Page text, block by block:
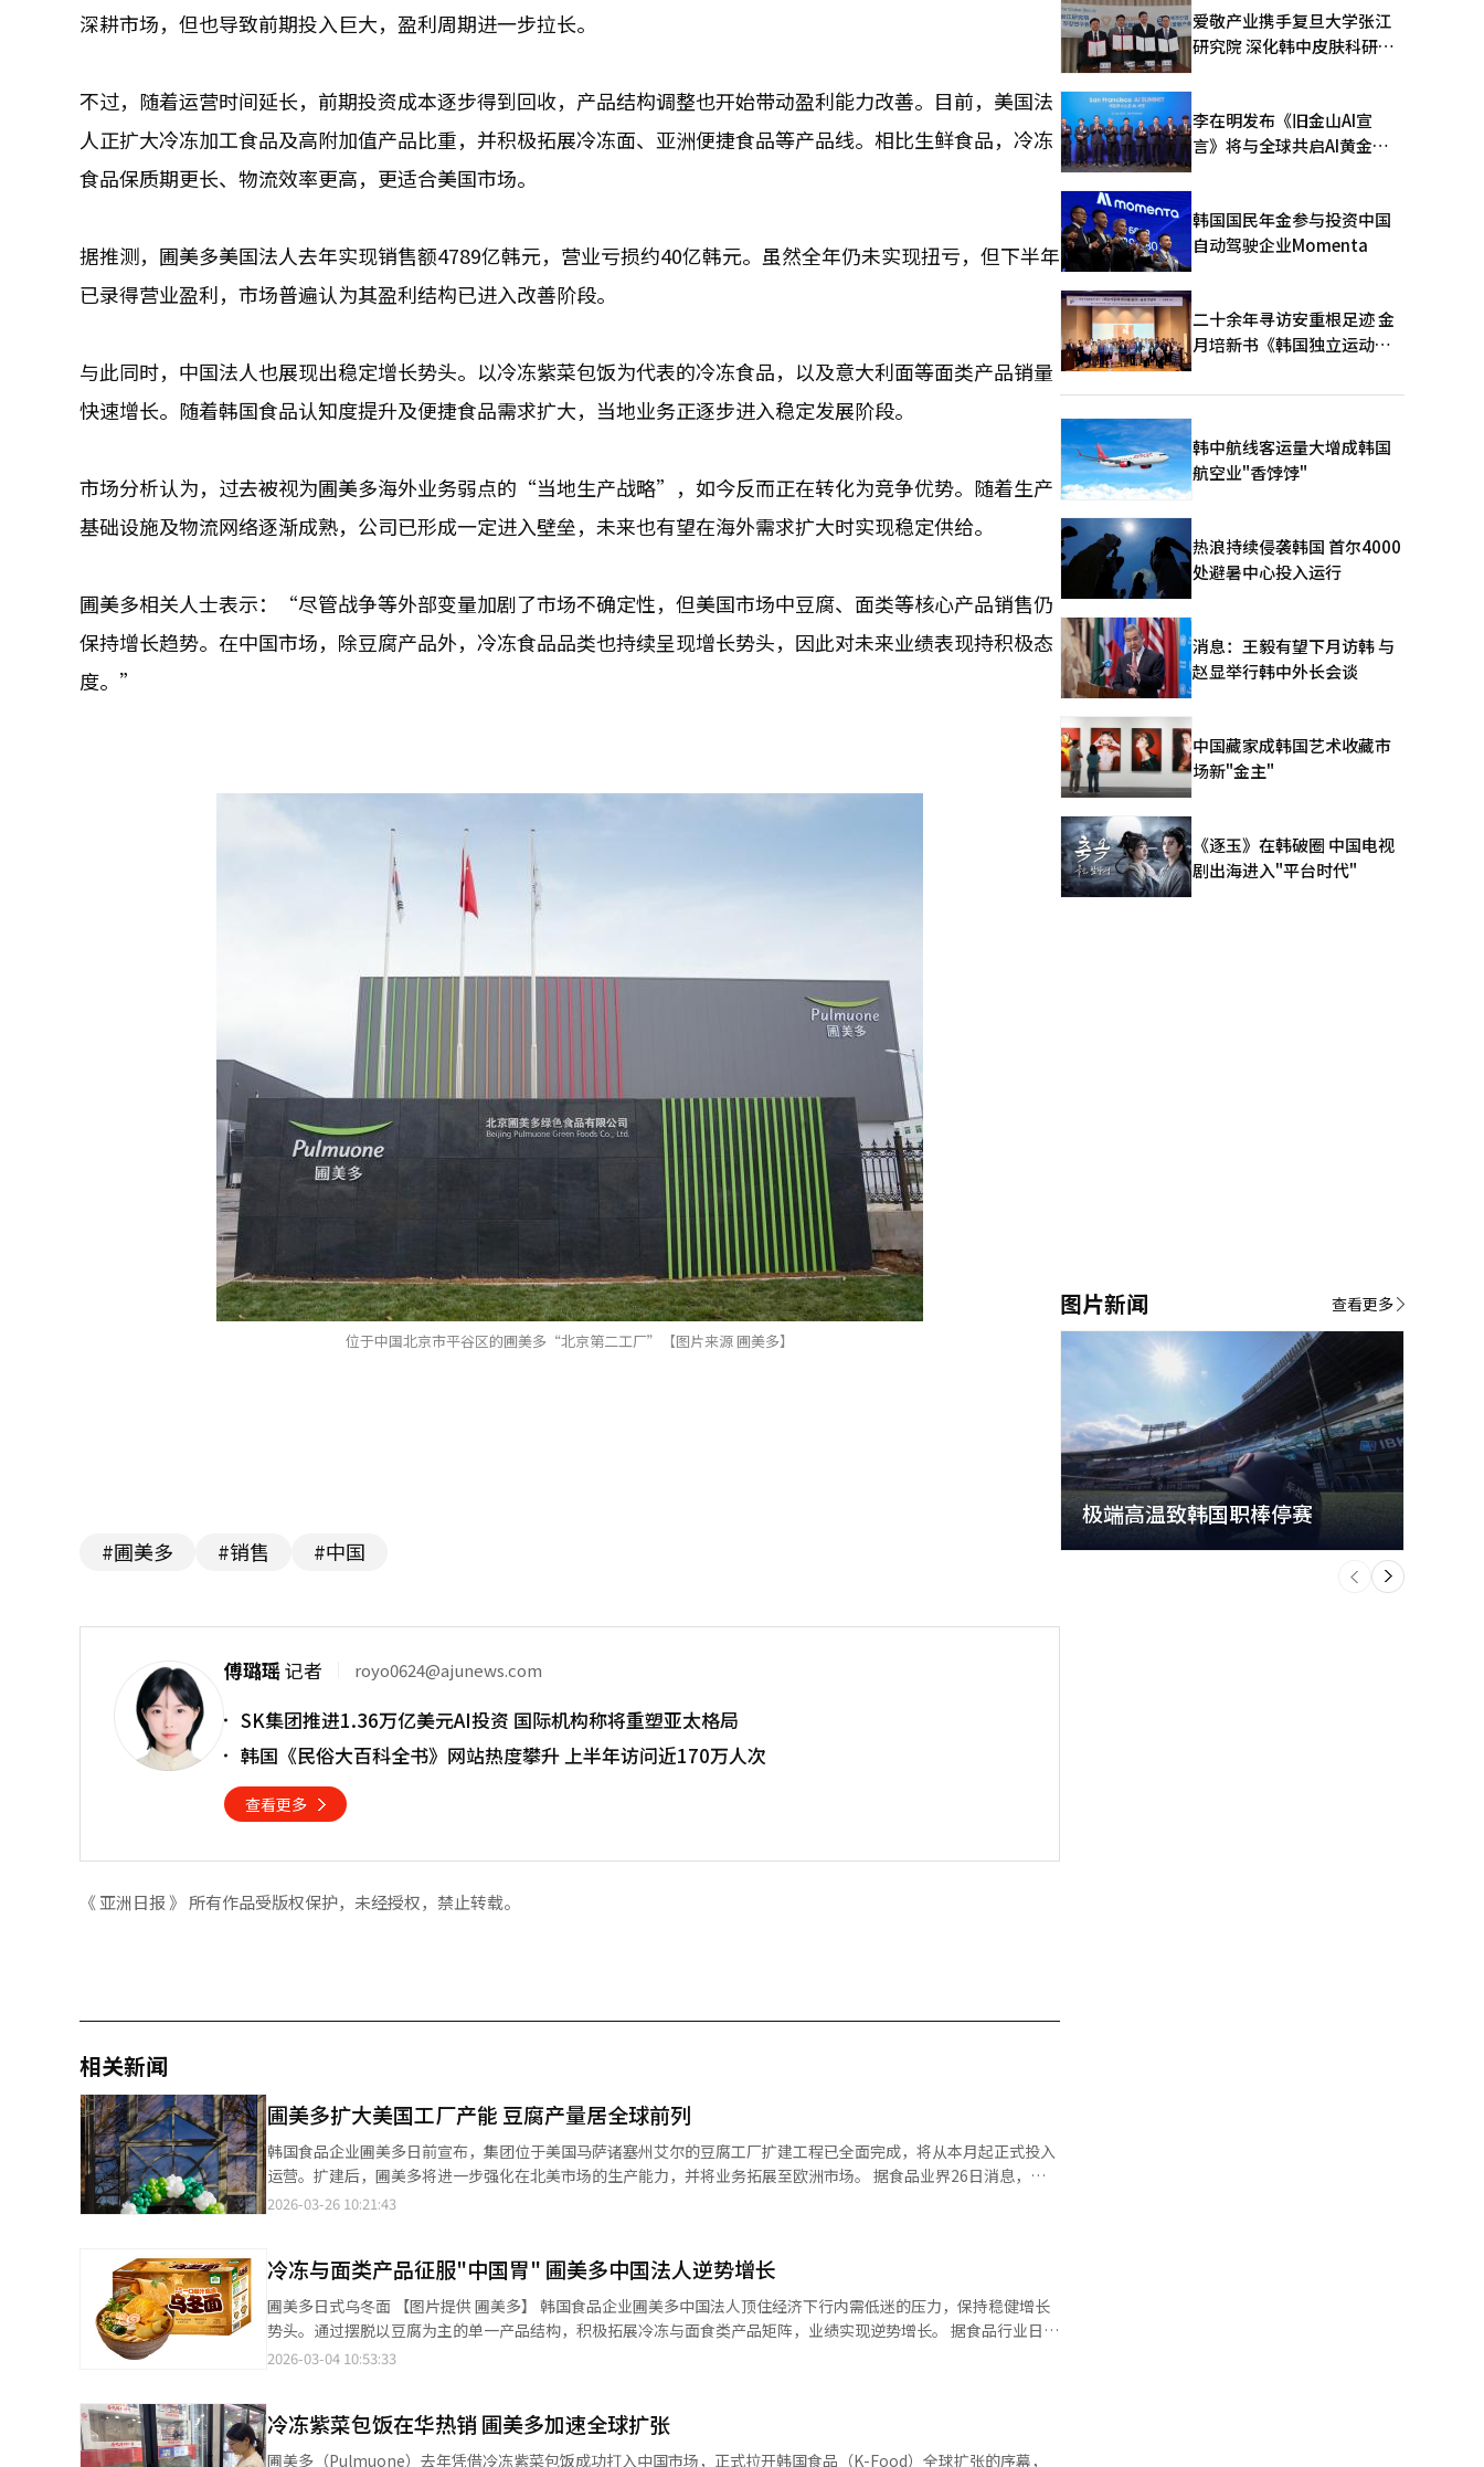
深耕市场，但也导致前期投入巨大，盈利周期进一步拉长。
不过，随着运营时间延长，前期投资成本逐步得到回收，产品结构调整也开始带动盈利能力改善。目前，美国法
人正扩大冷冻加工食品及高附加值产品比重，并积极拓展冷冻面、亚洲便捷食品等产品线。相比生鲜食品，冷冻
食品保质期更长、物流效率更高，更适合美国市场。
据推测，圃美多美国法人去年实现销售额4789亿韩元，营业亏损约40亿韩元。虽然全年仍未实现扭亏，但下半年
已录得营业盈利，市场普遍认为其盈利结构已进入改善阶段。
与此同时，中国法人也展现出稳定增长势头。以冷冻紫菜包饭为代表的冷冻食品，以及意大利面等面类产品销量
快速增长。随着韩国食品认知度提升及便捷食品需求扩大，当地业务正逐步进入稳定发展阶段。
市场分析认为，过去被视为圃美多海外业务弱点的“当地生产战略”，如今反而正在转化为竞争优势。随着生产
基础设施及物流网络逐渐成熟，公司已形成一定进入壁垒，未来也有望在海外需求扩大时实现稳定供给。
圃美多相关人士表示：“尽管战争等外部变量加剧了市场不确定性，但美国市场中豆腐、面类等核心产品销售仍
保持增长趋势。在中国市场，除豆腐产品外，冷冻食品品类也持续呈现增长势头，因此对未来业绩表现持积极态
度。”
位于中国北京市平谷区的圃美多“北京第二工厂”【图片来源 圃美多】
#圃美多 #销售 #中国
傅璐瑶记者 royo0624@ajunews.com
SK集团推进1.36万亿美元AI投资 国际机构称将重塑亚太格局
韩国《民俗大百科全书》网站热度攀升 上半年访问近170万人次
查看更多
《 亚洲日报 》 所有作品受版权保护，未经授权，禁止转载。
相关新闻
圃美多扩大美国工厂产能 豆腐产量居全球前列
韩国食品企业圃美多日前宣布，集团位于美国马萨诸塞州艾尔的豆腐工厂扩建工程已全面完成，将从本月起正式投入
运营。扩建后，圃美多将进一步强化在北美市场的生产能力，并将业务拓展至欧洲市场。 据食品业界26日消息，圃
美多美国法人本月11日（当地时间）已完成位于美国东部艾尔的豆腐工厂生产线扩建。此次项目总投资5500万美
产基地。 圃美多表示，新增产能的一部分将用于出口欧洲。集团已于去年12月在荷兰设立欧洲法人，加快进军当地
市场的步伐。 美国植物性食品市场需求持续增长为业务扩张提供支撑，随着健康与可持续消费理念普及，豆腐等植物
蛋白食品需求快速上升。美国政府近期在居民膳食指南中提及豆腐和辛奇，也进一步提升美国消费者对产品的关注
度。 数据显示，2022年至2025年，圃美多豆腐业务销售规模增长4800万美元，增幅达38%，在美国市场份额为
67%。市场前景也被普遍看好，市场研究机构Mordor Intelligence预测，美国豆腐市场规模有望从去年的4.673亿美
民币10.2亿元），创历史新高，同比增长12.2%。高蛋白质含量豆腐成为业绩增长的主要动力，相关产品销售额从
2021年的156亿韩元增至去年的415亿韩元。 圃美多于2016年收购美国豆腐品牌Nasoya，持续深耕北美市场，目前
2026-03-26 10:21:43
冷冻与面类产品征服"中国胃" 圃美多中国法人逆势增长
圃美多日式乌冬面 【图片提供 圃美多】 韩国食品企业圃美多中国法人顶住经济下行内需低迷的压力，保持稳健增长
势头。通过摆脱以豆腐为主的单一产品结构，积极拓展冷冻与面食类产品矩阵，业绩实现逆势增长。 据食品行业日前
消息，圃美多中国法人去年销售额突破1000亿韩元（约合人民币4.6亿元），同比增长超15%。中国法人曾于2022年
饭、热狗等在内的冷冻食品销售额去年同比大增72%。2024年9月推出的冷冻紫菜包饭成为主要增长动力，在中国当
地山姆会员店销售的韩式金枪鱼紫菜包饭约一年内销售额突破100亿韩元。 从去年下半年起，圃美多将冷冻紫菜包饭
2026-03-04 10:53:33
冷冻紫菜包饭在华热销 圃美多加速全球扩张
圃美多（Pulmuone）去年凭借冷冻紫菜包饭成功打入中国市场，正式拉开韩国食品（K-Food）全球扩张的序幕，
爱敬产业携手复旦大学张江
研究院 深化韩中皮肤科研合
李在明发布《旧金山AI宣
言》将与全球共启AI黄金时
韩国国民年金参与投资中国
自动驾驶企业Momenta
二十余年寻访安重根足迹 金
月培新书《韩国独立运动圣
版
韩中航线客运量大增成韩国
航空业"香饽饽"
热浪持续侵袭韩国 首尔4000
处避暑中心投入运行
消息：王毅有望下月访韩 与
赵显举行韩中外长会谈
中国藏家成韩国艺术收藏市
场新"金主"
《逐玉》在韩破圈 中国电视
剧出海进入"平台时代"
图片新闻
极端高温致韩国职棒停赛
下
一
个
查看更多